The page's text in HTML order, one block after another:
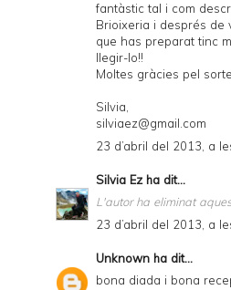
fantàstic tal i com
Brioixeria i després de
que has preparat tinc
llegir-lo!!
Moltes gràcies pel
Silvia,
silviaez@gmail.com
23 d’abril del 2013, a
Silvia Ez ha dit...
L'autor ha eliminat
23 d’abril del 2013, a
Unknown ha dit...
bona diada i bona